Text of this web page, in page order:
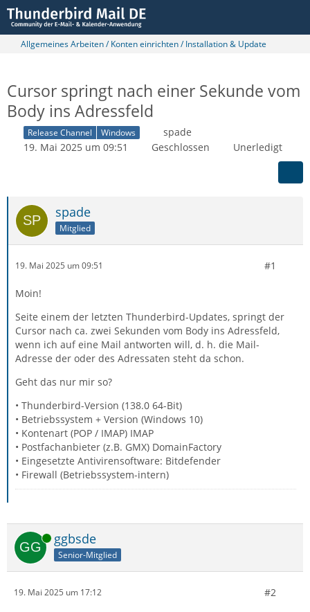
Allgemeines Arbeiten / Konten einrichten / Installation & Update
Cursor springt nach einer Sekunde vom
Body ins Adressfeld
Release Channel Windows
spade
19. Mai 2025 um 09:51
Geschlossen Unerledigt
spade
Mitglied
19. Mai 2025 um 09:51 #1
Moin!
Seite einem der letzten Thunderbird-Updates, springt der
Cursor nach ca. zwei Sekunden vom Body ins Adressfeld,
wenn ich auf eine Mail antworten will, d. h. die Mail-
Adresse der oder des Adressaten steht da schon.
Geht das nur mir so?
• Thunderbird-Version (138.0 64-Bit)
• Betriebssystem + Version (Windows 10)
• Kontenart (POP / IMAP) IMAP
• Postfachanbieter (z.B. GMX) DomainFactory
• Eingesetzte Antivirensoftware: Bitdefender
• Firewall (Betriebssystem-intern)
Online ggbsde
Senior-Mitglied
19. Mai 2025 um 17:12 #2